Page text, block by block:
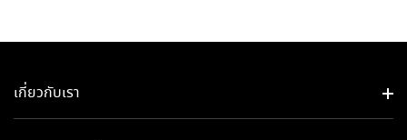
เกี่ยวกับเรา